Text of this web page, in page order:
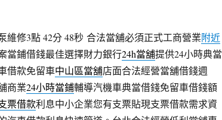
維修3點 42分 48秒合法當舖必須正式工商營業附近
當鋪借錢最佳選擇財力銀行24h當舖提供24小時典當
借款免留車中山區當舖店面合法經營當舖借錢週
商業24小時當鋪輔導汽機車典當借錢免留車借錢額
票借款利息中小企業您有支票貼現支票借款需求資